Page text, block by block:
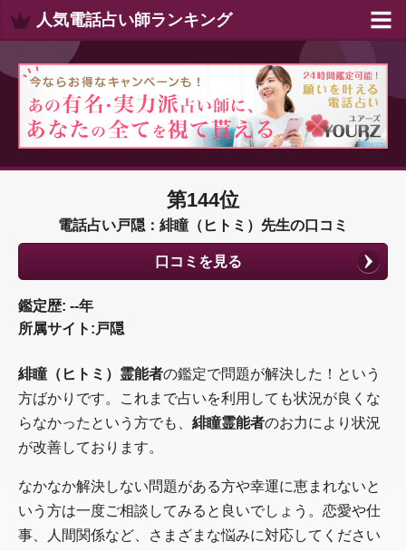
人気電話占い師ランキング
第144位
電話占い戸隠：緋瞳（ヒトミ）先生の口コミ
口コミを見る
鑑定歴: --年
所属サイト:戸隠
緋瞳（ヒトミ）霊能者の鑑定で問題が解決した！という
方ばかりです。これまで占いを利用しても状況が良くな
らなかったという方でも、 緋瞳霊能者のお力により状況
が改善しております。
なかなか解決しない問題がある方や幸運に恵まれないと
いう方は一度ご相談してみると良いでしょう。恋愛や仕
事、人間関係など、さまざまな悩みに対応してください